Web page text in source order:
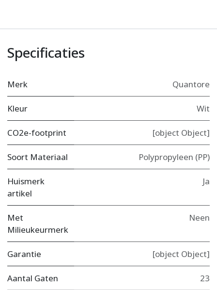
Specificaties
Merk Quantore
Kleur Wit
CO2e-footprint [object Object]
Soort Materiaal Polypropyleen (PP)
Huismerk
artikel
Ja
Met
Milieukeurmerk
Neen
Garantie [object Object]
Aantal Gaten 23